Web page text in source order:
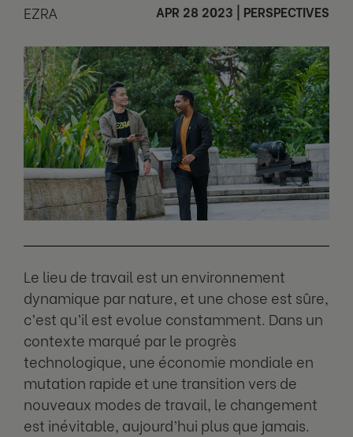
EZRA APR 28 2023 PERSPECTIVES
Le lieu de travail est un environnement
dynamique par nature, et une chose est sûre,
c’est qu’il est evolue constamment. Dans un
contexte marqué par le progrès
technologique, une économie mondiale en
mutation rapide et une transition vers de
nouveaux modes de travail, le changement
est inévitable, aujourd’hui plus que jamais.